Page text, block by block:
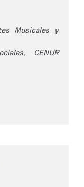
Musicales y
CENUR